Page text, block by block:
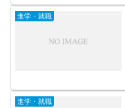
進学・就職
進学・就職